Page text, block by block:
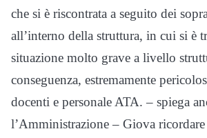
che si è riscontrata a seguito dei
all’interno della struttura, in cui si è
situazione molto grave a livello
conseguenza, estremamente
docenti e personale ATA. – spiega
l’Amministrazione – Giova ricordare